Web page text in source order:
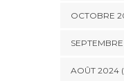
OCTOBRE
AOÛT 2024